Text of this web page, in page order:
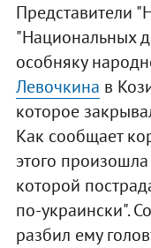
Представители
"Национальных
особняку
Левочкина в
которое
Как сообщает
этого
которой
по-украински".
разбил ему